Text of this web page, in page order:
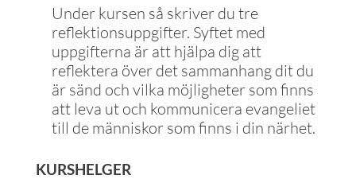
Under kursen så skriver du tre
reflektionsuppgifter. Syftet med
uppgifterna är att hjälpa dig att
reflektera över det sammanhang dit du
är sänd och vilka möjligheter som finns
att leva ut och kommunicera evangeliet
till de människor som finns i din närhet.
KURSHELGER